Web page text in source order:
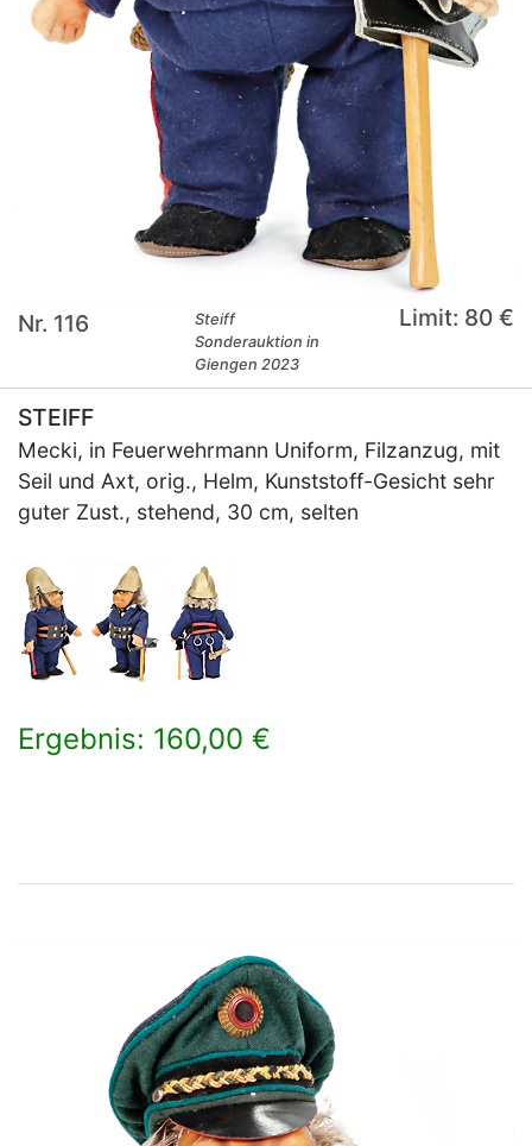
Nr. 116
Steiff
Sonderauktion in
Giengen 2023
Limit: 80 €
STEIFF
Mecki, in Feuerwehrmann Uniform, Filzanzug, mit
Seil und Axt, orig., Helm, Kunststoff-Gesicht sehr
guter Zust., stehend, 30 cm, selten
Ergebnis: 160,00 €